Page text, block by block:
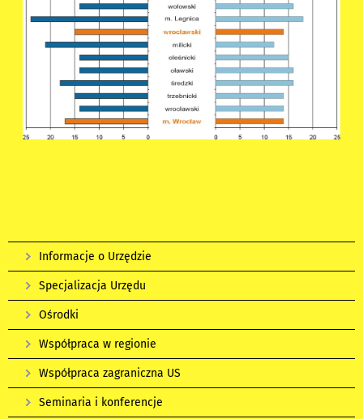
Informacje o Urzędzie
Specjalizacja Urzędu
Ośrodki
Współpraca w regionie
Współpraca zagraniczna US
Seminaria i konferencje